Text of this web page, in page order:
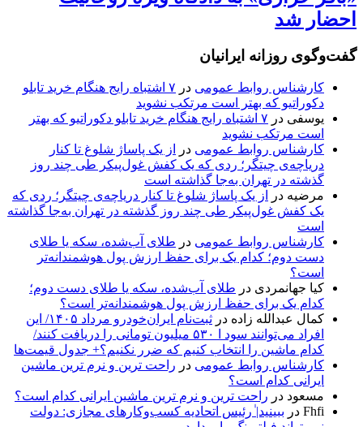
احضار شد
گفت‌وگوی روزانه ایرانیان
کارشناس روابط عمومی در
۷ اشتباه رایج هنگام خرید تابلو
دکوراتیو که بهتر است مرتکب نشوید
یوسفی در
۷ اشتباه رایج هنگام خرید تابلو دکوراتیو که بهتر
است مرتکب نشوید
کارشناس روابط عمومی در
از یک پاساژ شلوغ تا کنار
دریاچه‌ی چیتگر؛ ردی که یک کفش غول‌پیکر طی چند روز
گذشته در تهران به‌جا گذاشته است
مرضیه در
از یک پاساژ شلوغ تا کنار دریاچه‌ی چیتگر؛ ردی که
یک کفش غول‌پیکر طی چند روز گذشته در تهران به‌جا گذاشته
است
کارشناس روابط عمومی در طلای آب‌شده، سکه یا طلای
دست دوم؛ کدام یک برای حفظ ارزش پول هوشمندانه‌تر
است؟
کیا جهانمردی در طلای آب‌شده، سکه یا طلای دست دوم؛
کدام یک برای حفظ ارزش پول هوشمندانه‌تر است؟
کمال عبدالله زاده در
ثبت‌نام ایران‌خودرو مرداد ۱۴۰۵/ این
افراد می‌توانند سود ا ۵۳۰ میلیون تومانی را دریافت کنند/
کدام ماشین را انتخاب کنیم که ضرر نکنیم؟+ جدول قیمت‌ها
کارشناس روابط عمومی در راحت ترین و نرم ترین ماشین
ایرانی کدام است؟
مسعود در راحت ترین و نرم ترین ماشین ایرانی کدام است؟
Fhfi در ببینید| ٰرئیس اتحادیه کسب‌وکارهای مجازی: دولت